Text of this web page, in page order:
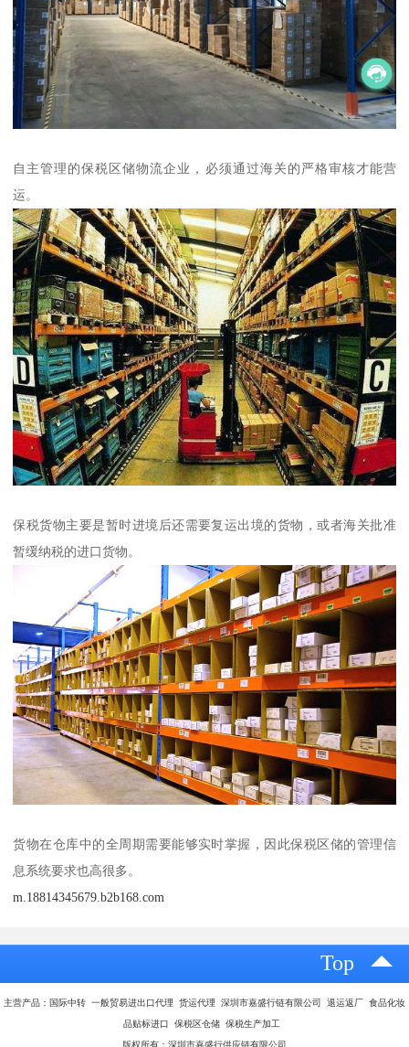
自主管理的保税区储物流企业，必须通过海关的严格审核才能营
运。
保税货物主要是暂时进境后还需要复运出境的货物，或者海关批准
暂缓纳税的进口货物。
货物在仓库中的全周期需要能够实时掌握，因此保税区储的管理信
息系统要求也高很多。
m.18814345679.b2b168.com
Top
主营产品：国际中转 一般贸易进出口代理 货运代理 深圳市嘉盛行链有限公司 退运返厂 食品化妆
品贴标进口 保税区仓储 保税生产加工
版权所有：深圳市嘉盛行供应链有限公司